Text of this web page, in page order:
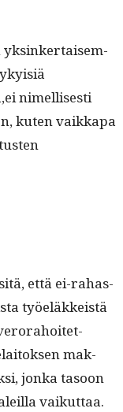
yksinker­taisem­
nimel­lis­es­ti
kuten vaikka­pa
että ei-rahas­
työeläkkeistä
mak­
jon­ka tasoon
vaikuttaa.